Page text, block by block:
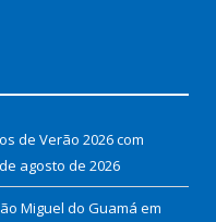
de Verão 2026 com
agosto de 2026
Miguel do Guamá em